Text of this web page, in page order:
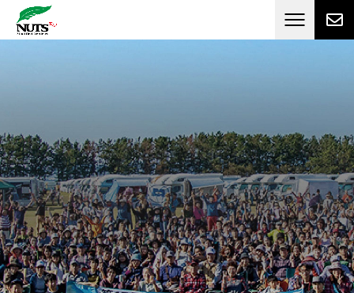
日本最大級のキャンピングカーメーカー
RV[テレビCM放送]